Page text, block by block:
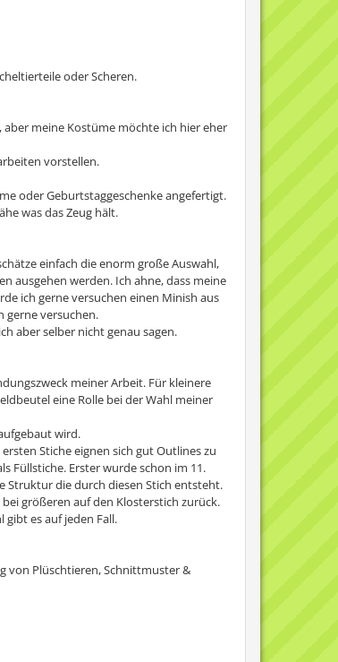
oder Scheren.
meine Kostüme möchte ich hier eher
vorstellen.
oder Geburtstaggeschenke angefertigt.
was das Zeug hält.
einfach die enorm große Auswahl,
ausgehen werden. Ich ahne, dass meine
ich gerne versuchen einen Minish aus
gerne versuchen.
aber selber nicht genau sagen.
meiner Arbeit. Für kleinere
eine Rolle bei der Wahl meiner
wird.
Stiche eignen sich gut Outlines zu
Füllstiche. Erster wurde schon im 11.
Struktur die durch diesen Stich entsteht.
größeren auf den Klosterstich zurück.
gibt es auf jeden Fall.
von Plüschtieren, Schnittmuster &